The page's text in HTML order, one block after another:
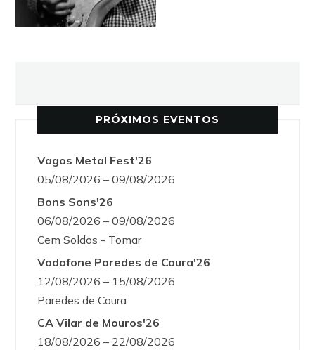
PRÓXIMOS EVENTOS
Vagos Metal Fest'26
05/08/2026 – 09/08/2026
Bons Sons'26
06/08/2026 – 09/08/2026
Cem Soldos - Tomar
Vodafone Paredes de Coura'26
12/08/2026 – 15/08/2026
Paredes de Coura
CA Vilar de Mouros'26
18/08/2026 – 22/08/2026